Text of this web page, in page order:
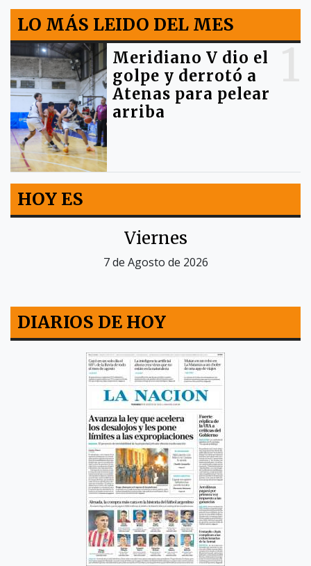
LO MÁS LEIDO DEL MES
Meridiano V dio el
golpe y derrotó a
Atenas para pelear
arriba
HOY ES
Viernes
7 de Agosto de 2026
DIARIOS DE HOY